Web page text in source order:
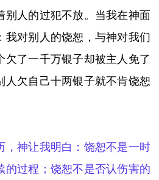
别人的过犯不放。当我在神面
我对别人的饶恕，与神对我们
欠了一千万银子却被主人免了
人欠自己十两银子就不肯饶恕
，神让我明白：饶恕不是一时
的过程；饶恕不是否认伤害的